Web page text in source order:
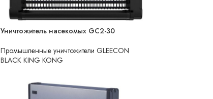
НЕТ В НАЛИЧИИ
Уничтожитель насекомых GC2-30
Промышленные уничтожители GLEECON
BLACK KING KONG